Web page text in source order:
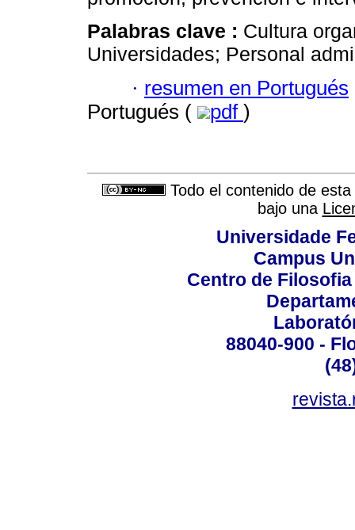
Palabras clave : Cultura
Universidades; Personal
· resumen en Portugués
Portugués (
pdf )
Todo el contenido de
bajo una
Universidade
Campus
Centro de
88040-900 -